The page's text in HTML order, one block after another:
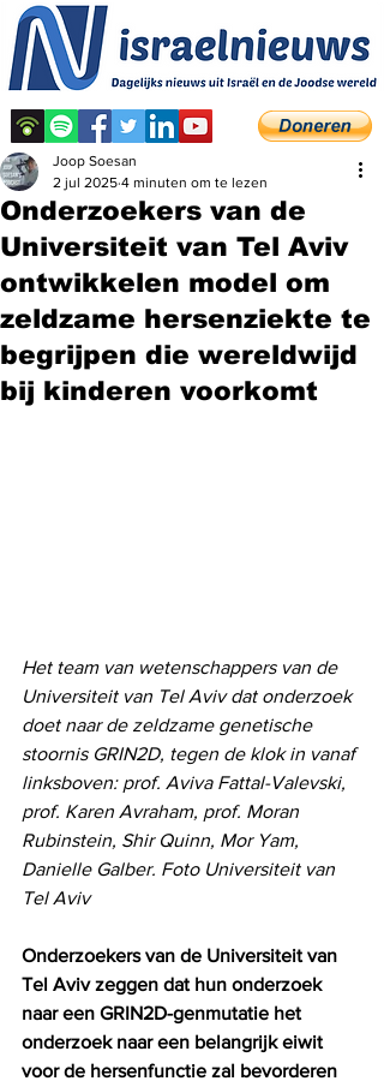
Onderzoekers van de
Universiteit van Tel Aviv
ontwikkelen model om
zeldzame hersenziekte te
begrijpen die wereldwijd
bij kinderen voorkomt
Joop Soesan
2 jul 2025 4 minuten om te lezen
Het team van wetenschappers van de
Universiteit van Tel Aviv dat onderzoek
doet naar de zeldzame genetische
stoornis GRIN2D, tegen de klok in vanaf
linksboven: prof. Aviva Fattal-Valevski,
prof. Karen Avraham, prof. Moran
Rubinstein, Shir Quinn, Mor Yam,
Danielle Galber. Foto Universiteit van
Tel Aviv
Onderzoekers van de Universiteit van
Tel Aviv zeggen dat hun onderzoek
naar een GRIN2D-genmutatie het
onderzoek naar een belangrijk eiwit
voor de hersenfunctie zal bevorderen